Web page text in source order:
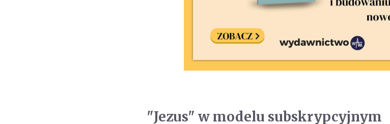
"Jezus" w modelu subskrypcyjnym